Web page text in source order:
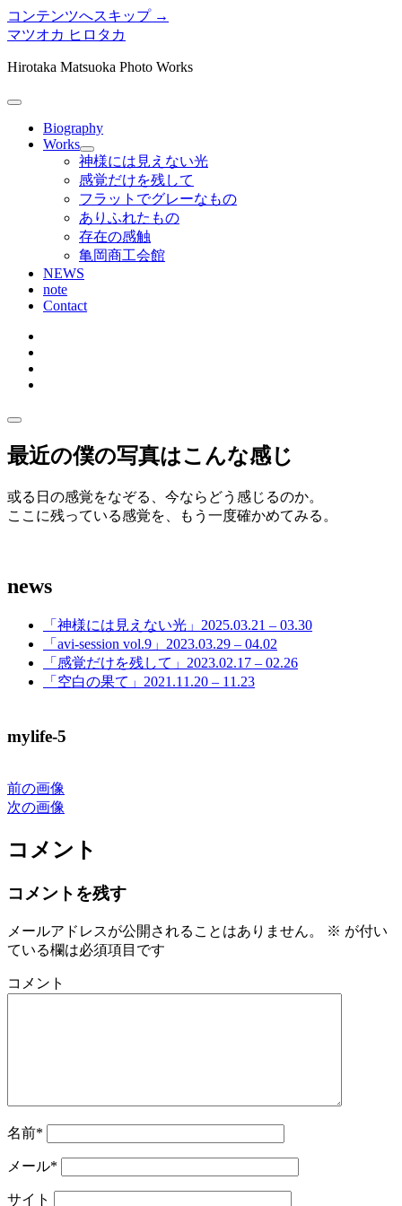
コンテンツへスキップ →
マツオカ ヒロタカ
Hirotaka Matsuoka Photo Works
メ
Biography
Works
メ
ニ
ュ
ー
を
開
く
神様には見えない光
感覚だけを残して
フラットでグレーなもの
ありふれたもの
存在の感触
亀岡商工会館
NEWS
note
Contact
サ
イ
バ
サ
イ
ド
ー
を
開
最近の僕の写真はこんな感じ
或る日の感覚をなぞる、今ならどう感じるのか。
ここに残っている感覚を、もう一度確かめてみる。
news
「神様には見えない光」2025.03.21 – 03.30
「avi-session vol.9」2023.03.29 – 04.02
「感覚だけを残して」2023.02.17 – 02.26
「空白の果て」2021.11.20 – 11.23
mylife-5
前の画像
次の画像
コメント
コメントを残す
メールアドレスが公開されることはありません。 ※ が付い
ている欄は必須項目です
コメント
名前*
メール*
サイト